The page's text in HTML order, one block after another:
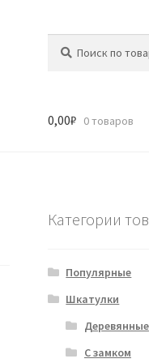
0,00₽ 0 товаров
Категории
Популярные
Шкатулки
Деревянные
С замком